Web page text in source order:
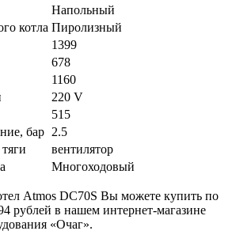
Напольный
котла Пиролизный
1399
678
1160
220 V
515
бар 2.5
вентилятор
Многоходовый
Atmos DC70S Вы можете купить по
рублей в нашем интернет-магазине
«Очаг».